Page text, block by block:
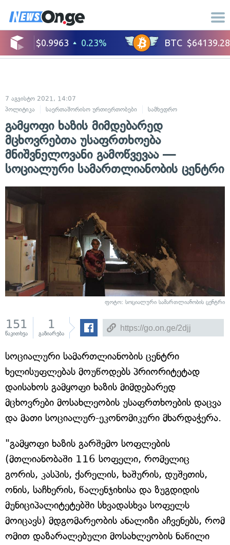
7 აგვისტო 2021, 14:07
პოლიტიკა
საერთაშორისო ურთიერთობები სამხედრო
გამყოფი ხაზის მიმდებარედ
მცხოვრებთა უსაფრთხოება
მნიშვნელოვანი გამოწვევაა —
სოციალური სამართლიანობის ცენტრი
ფოტო: სოციალური სამართლიანობის ცენტრი
151
წაკითხვა
1
გაზიარება
სოციალური სამართლიანობის ცენტრი
ხელისუფლებას მოუწოდებს პრიორიტეტად
დაისახოს გამყოფი ხაზის მიმდებარედ
მცხოვრები მოსახლეობის უსაფრთხოების დაცვა
და მათი სოციალურ-ეკონომიკური მხარდაჭერა.
"გამყოფი ხაზის გარშემო სოფლების
(მთლიანობაში 116 სოფელი, რომელიც
გორის, კასპის, ქარელის, ხაშურის, დუშეთის,
ონის, საჩხერის, წალენჯიხისა და ზუგდიდის
მუნიციპალიტეტებში სხვადასხვა სოფელს
მოიცავს) მდგომარეობის ანალიზი აჩვენებს, რომ
ომით დაზარალებული მოსახლეობის ნაწილი